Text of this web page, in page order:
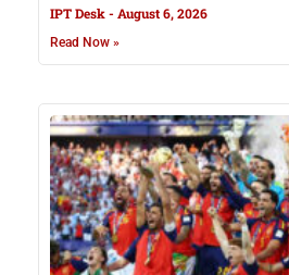
IPT Desk August 6, 2026
Read Now »